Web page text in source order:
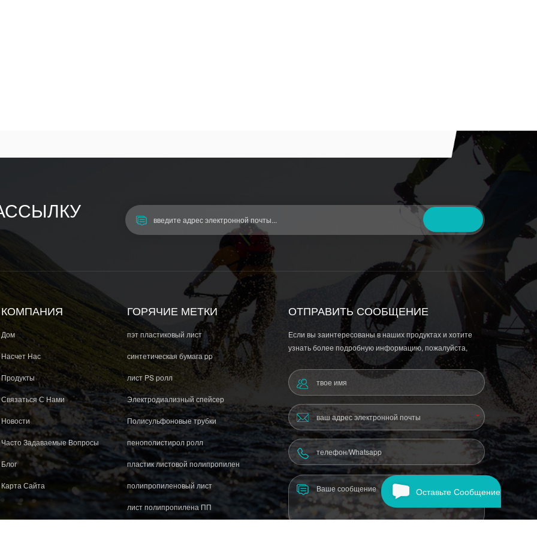
КОМПАНИЯ
Дом
Насчет Нас
Продукты
Связаться С Нами
Новости
Часто Задаваемые Вопросы
Блог
Карта Сайта
ГОРЯЧИЕ МЕТКИ
пэт пластиковый лист
синтетическая бумага pp
лист PS ролл
Электродиализный спейсер
Полисульфоновые трубки
пенополистирол ролл
пластик листовой полипропилен
полипропиленовый лист
лист полипропилена ПП
ОТПРАВИТЬ СООБЩЕНИЕ
Если вы заинтересованы в наших продуктах и ​​хотите
узнать более подробную информацию, пожалуйста,
оставьте сообщение здесь, и мы ответим вам, как только
сможем.
Оставьте Сообщение